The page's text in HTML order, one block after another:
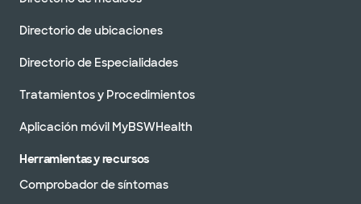
Directorio de ubicaciones
Directorio de Especialidades
Tratamientos y Procedimientos
Aplicación móvil MyBSWHealth
Herramientas y recursos
Comprobador de síntomas